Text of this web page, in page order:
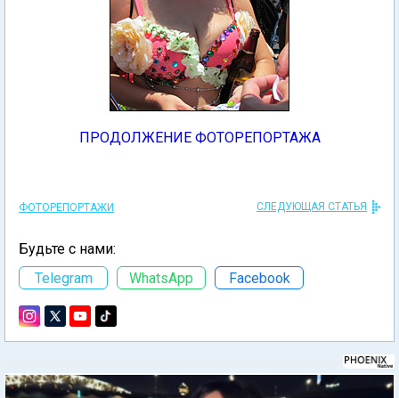
ПРОДОЛЖЕНИЕ ФОТОРЕПОРТАЖА
ФОТОРЕПОРТАЖИ СЛЕДУЮЩАЯ СТАТЬЯ
Будьте с нами:
Telegram
WhatsApp Facebook